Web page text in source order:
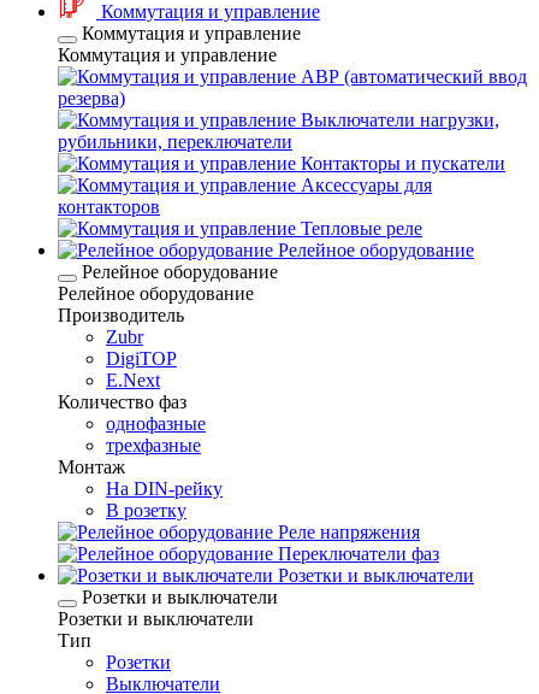
Коммутация и управление
Коммутация и управление
Коммутация и управление
АВР (автоматический ввод
резерва)
Выключатели нагрузки,
рубильники, переключатели
Контакторы и пускатели
Аксессуары для
контакторов
Тепловые реле
Релейное оборудование
Релейное оборудование
Релейное оборудование
Производитель
Zubr
DigiTOP
E.Next
Количество фаз
однофазные
трехфазные
Монтаж
На DIN-рейку
В розетку
Реле напряжения
Переключатели фаз
Розетки и выключатели
Розетки и выключатели
Розетки и выключатели
Тип
Розетки
Выключатели